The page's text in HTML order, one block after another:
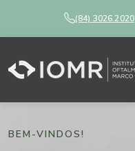
(84) 3026.2020
BEM-VINDOS!